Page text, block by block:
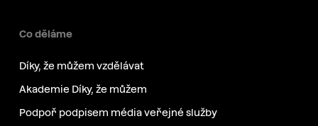
Co děláme
Díky, že můžem vzdělávat
Akademie Díky, že můžem
Podpoř podpisem média veřejné služby